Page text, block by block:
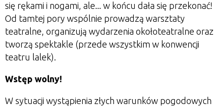
się rękami i nogami, ale... w końcu dała się przekonać!
Od tamtej pory wspólnie prowadzą warsztaty
teatralne, organizują wydarzenia okołoteatralne oraz
tworzą spektakle (przede wszystkim w konwencji
teatru lalek).
Wstęp wolny!
W sytuacji wystąpienia złych warunków pogodowych